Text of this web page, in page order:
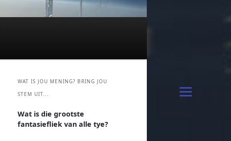
WAT IS JOU MENING? BRING JOU
STEM UIT...
Wat is die grootste
fantasiefliek van alle tye?